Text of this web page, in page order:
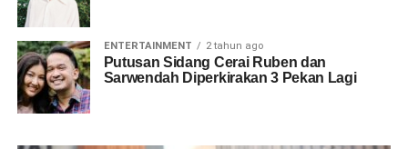
ENTERTAINMENT 2 tahun ago
Putusan Sidang Cerai Ruben dan
Sarwendah Diperkirakan 3 Pekan Lagi